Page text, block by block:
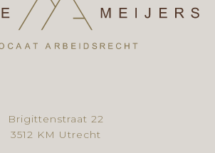
Brigittenstraat 22
3512 KM Utrecht